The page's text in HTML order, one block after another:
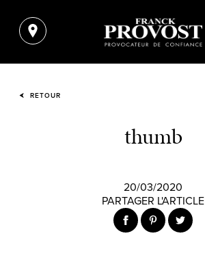
RETOUR
thumb
20/03/2020
PARTAGER L'ARTICLE